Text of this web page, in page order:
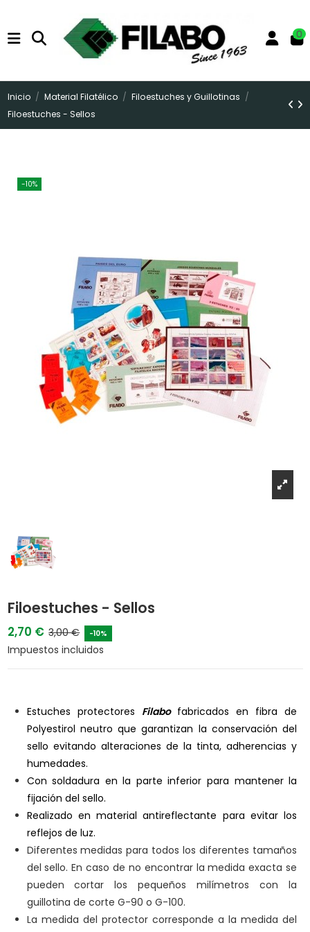
0
Inicio Material Filatélico
Filoestuches y Guillotinas
Filoestuches - Sellos
-10%
Filoestuches - Sellos
2,70 € 3,00 € -10%
Impuestos incluidos
Estuches protectores Filabo fabricados en fibra de
Polyestirol neutro que garantizan la conservación del
sello evitando alteraciones de la tinta, adherencias y
humedades.
Con soldadura en la parte inferior para mantener la
fijación del sello.
Realizado en material antireflectante para evitar los
reflejos de luz.
Diferentes medidas para todos los diferentes tamaños
del sello. En caso de no encontrar la medida exacta se
pueden cortar los pequeños milímetros con la
guillotina de corte G-90 o G-100.
La medida del protector corresponde a la medida del